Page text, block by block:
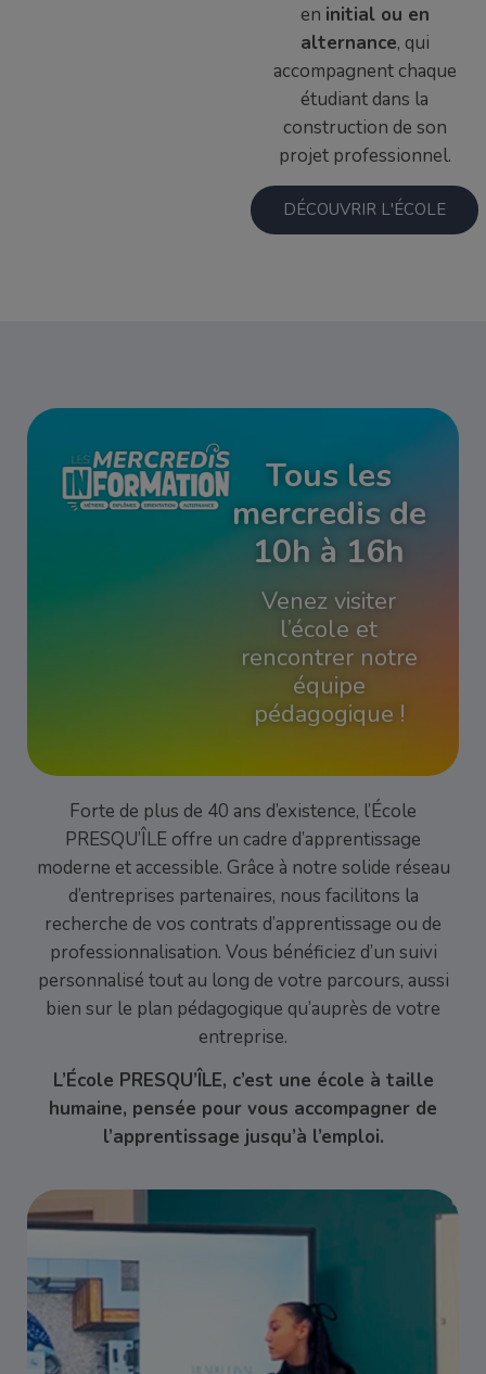
en initial ou en
alternance, qui
accompagnent chaque
étudiant dans la
construction de son
projet professionnel.
DÉCOUVRIR L'ÉCOLE
Tous les
mercredis de
10h à 16h
Venez visiter
l’école et
rencontrer notre
équipe
pédagogique !
Forte de plus de 40 ans d’existence, l’École
PRESQU’ÎLE offre un cadre d’apprentissage
moderne et accessible. Grâce à notre solide réseau
d’entreprises partenaires, nous facilitons la
recherche de vos contrats d’apprentissage ou de
professionnalisation. Vous bénéficiez d’un suivi
personnalisé tout au long de votre parcours, aussi
bien sur le plan pédagogique qu’auprès de votre
entreprise.
L’École PRESQU’ÎLE, c’est une école à taille
humaine, pensée pour vous accompagner de
l’apprentissage jusqu’à l’emploi.